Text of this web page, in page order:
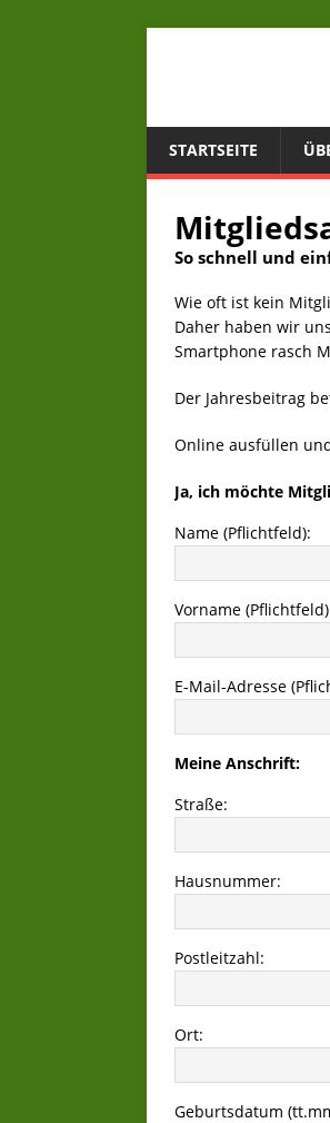
STARTSEITE
So schnell und
Wie oft ist kein
Daher haben wir
Smartphone rasch
Der Jahresbeitrag
Online ausfüllen
Ja, ich möchte
Name (Pflichtfeld):
Vorname
E-Mail-Adresse
Meine Anschrift:
Straße:
Hausnummer:
Postleitzahl:
Ort:
Geburtsdatum